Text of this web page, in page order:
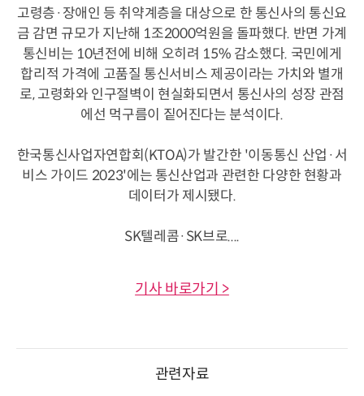
고령층·장애인 등 취약계층을 대상으로 한 통신사의 통신요
금 감면 규모가 지난해 1조2000억원을 돌파했다. 반면 가계
통신비는 10년전에 비해 오히려 15% 감소했다. 국민에게
합리적 가격에 고품질 통신서비스 제공이라는 가치와 별개
로, 고령화와 인구절벽이 현실화되면서 통신사의 성장 관점
에선 먹구름이 짙어진다는 분석이다.
한국통신사업자연합회(KTOA)가 발간한 '이동통신 산업·서
비스 가이드 2023'에는 통신산업과 관련한 다양한 현황과
데이터가 제시됐다.
SK텔레콤·SK브로....
기사 바로가기 >
관련자료